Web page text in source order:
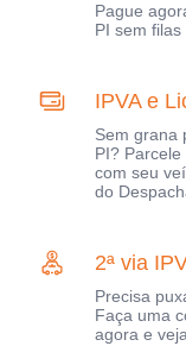
Pague
PI sem
IPVA e
Sem grana
PI?
com seu
do
2ª via
Precisa
Faça uma
agora e